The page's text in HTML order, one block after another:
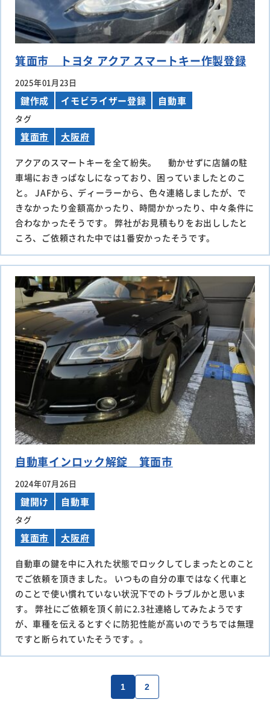
箕面市 トヨタ アクア スマートキー作製登録
2025年01月23日
鍵作成 イモビライザー登録 自動車
タグ
箕面市 大阪府
アクアのスマートキーを全て紛失。 動かせずに店舗の駐
車場におきっぱなしになっており、困っていましたとのこ
と。 JAFから、ディーラーから、色々連絡しましたが、で
きなかったり金額高かったり、時間かかったり、中々条件に
合わなかったそうです。 弊社がお見積もりをお出ししたと
ころ、ご依頼された中では1番安かったそうです。
自動車インロック解錠 箕面市
2024年07月26日
鍵開け 自動車
タグ
箕面市 大阪府
自動車の鍵を中に入れた状態でロックしてしまったとのこと
でご依頼を頂きました。 いつもの自分の車ではなく代車と
のことで使い慣れていない状況下でのトラブルかと思いま
す。 弊社にご依頼を頂く前に2.3社連絡してみたようです
が、車種を伝えるとすぐに防犯性能が高いのでうちでは無理
ですと断られていたそうです。。
1 2